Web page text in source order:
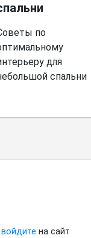
по
для
спальни
войдите на сайт